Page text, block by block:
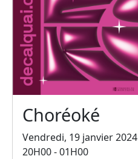
Choréoké
Vendredi, 19 janvier 2024
20H00 - 01H00